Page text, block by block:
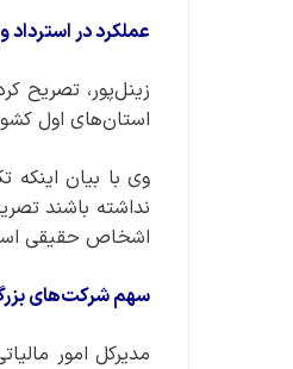
عملکرد در استرداد
زینل‌پور، تصریح کرد: امسال
استان‌های اول
وی با بیان اینکه
اشخاص حقیقی
سهم شرکت‌های بزرگ